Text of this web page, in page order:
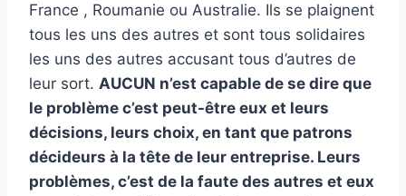
France , Roumanie ou Australie. Ils se plaignent
tous les uns des autres et sont tous solidaires
les uns des autres accusant tous d’autres de
leur sort. AUCUN n’est capable de se dire que
le problème c’est peut-être eux et leurs
décisions, leurs choix, en tant que patrons
décideurs à la tête de leur entreprise. Leurs
problèmes, c’est de la faute des autres et eux